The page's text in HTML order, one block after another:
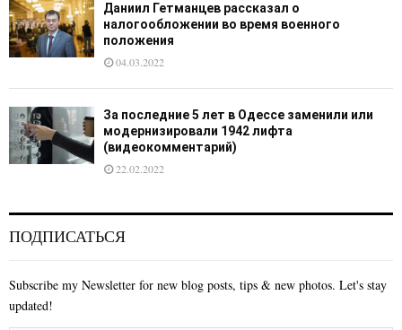
Даниил Гетманцев рассказал о
налогообложении во время военного
положения
04.03.2022
За последние 5 лет в Одессе заменили или
модернизировали 1942 лифта
(видеокомментарий)
22.02.2022
ПОДПИСАТЬСЯ
Subscribe my Newsletter for new blog posts, tips & new photos. Let's stay
updated!